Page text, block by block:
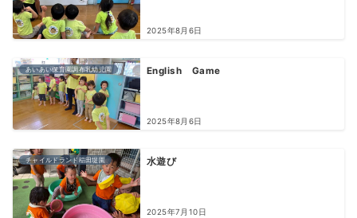
2025年8月6日
あいあい保育園調布乳幼児園 English Game
2025年8月6日
チャイルドランド稲田堤園 水遊び
2025年7月10日